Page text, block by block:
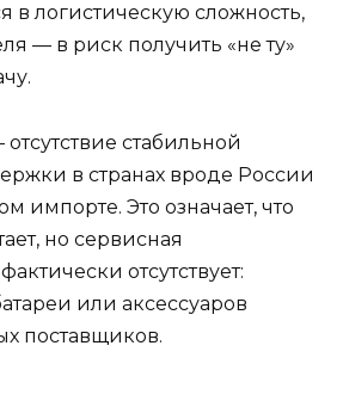
в логистическую сложность,
— в риск получить «не ту»
стабильной
в странах вроде России
импорте. Это означает, что
но сервисная
отсутствует:
или аксессуаров
поставщиков.